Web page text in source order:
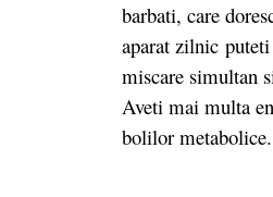
barbati, care
aparat zilnic
miscare simultan
Aveti mai multa
bolilor metabolice.